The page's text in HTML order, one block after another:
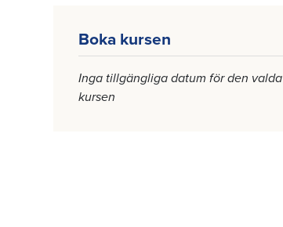
Boka kursen
Inga tillgängliga datum för den valda
kursen